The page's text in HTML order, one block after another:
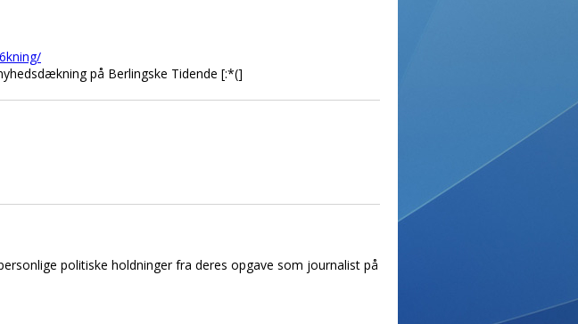
på Berlingske Tidende [:*(]
politiske holdninger fra deres opgave som journalist på